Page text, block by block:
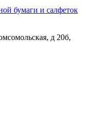
бумаги и салфеток
д 20б,